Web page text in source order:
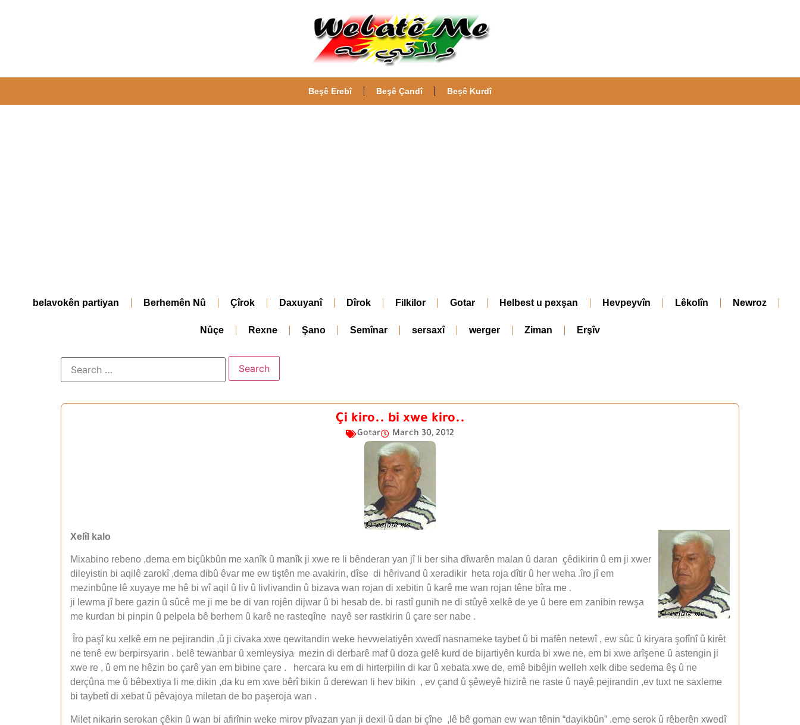
Beşê Erebî Beşê Çandî Beșê Kurdî
belavokên partiyan Berhemên Nû Çîrok Daxuyanî Dîrok Filkilor Gotar Helbest u pexşan Hevpeyvîn Lêkolîn Newroz
Nûçe Rexne Şano Semînar sersaxî werger Ziman Erşîv
Çi kiro.. bi xwe kiro..
Gotar March 30, 2012
Xelîl kalo
Mixabino rebeno ,dema em biçûkbûn me xanîk û manîk ji xwe re li bênderan yan jî li ber siha dîwarên malan û daran çêdikirin û em ji xwer
dileyistin bi aqilê zarokî ,dema dibû êvar me ew tiştên me avakirin, dîse di hêrivand û xeradikir heta roja dîtir û her weha .îro jî em
mezinbûne lê xuyaye me hê bi wî aqil û liv û livlivandin û bizava wan rojan di xebitin û karê me wan rojan têne bîra me .
ji lewma jî bere gazin û sûcê me ji me be di van rojên dijwar û bi hesab de. bi rastî gunih ne di stûyê xelkê de ye û bere em zanibin rewşa
me kurdan bi pinpin û pelpela bê berhem û karê ne rasteqîne nayê ser rastkirin û çare ser nabe .
Îro paşî ku xelkê em ne pejirandin ,û ji civaka xwe qewitandin weke hevwelatiyên xwedî nasnameke taybet û bi mafên netewî , ew sûc û kiryara şofînî û kirêt
ne tenê ew berpirsyarin . belê tewanbar û xemleysiya mezin di derbarê maf û doza gelê kurd de bijartiyên kurda bi xwe ne, em bi xwe arîşene û astengin ji
xwe re , û em ne hêzin bo çarê yan em bibine çare . hercara ku em di hirterpilin di kar û xebata xwe de, emê bibêjin welleh xelk dibe sedema êş û ne
derçûna me û bêbextiya li me dikin ,da ku em xwe bêrî bikin û derewan li hev bikin , ev çand û şêweyê hizirê ne raste û nayê pejirandin ,ev tuxt ne saxleme
bi taybetî di xebat û pêvajoya miletan de bo paşeroja wan .
Milet nikarin serokan çêkin û wan bi afirînin weke mirov pîvazan yan ji dexil û dan bi çîne ,lê bê goman ew wan tênin “dayikbûn” .eme serok û rêberên xwedî